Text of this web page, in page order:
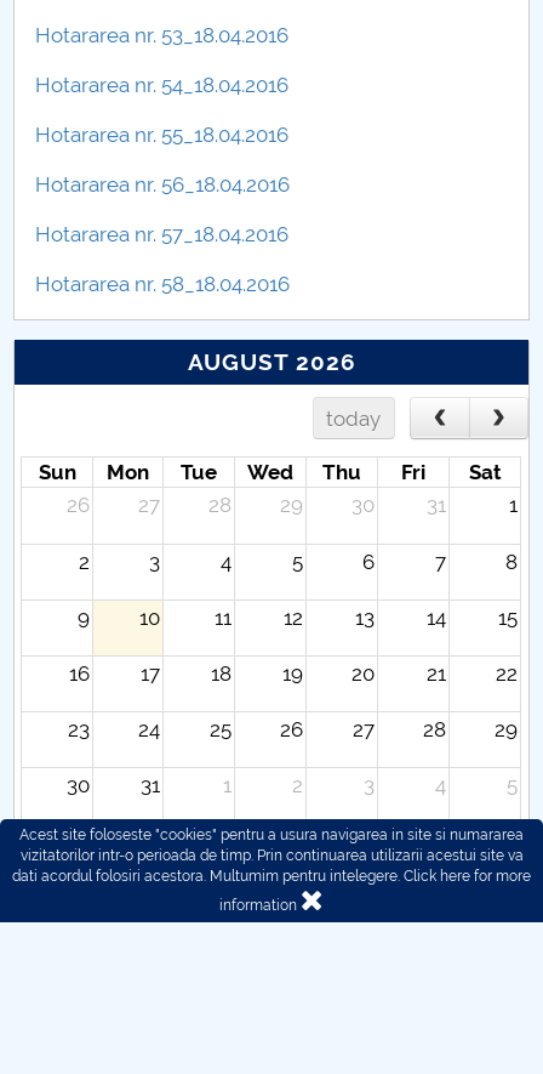
Hotararea nr. 53_18.04.2016
Hotararea nr. 54_18.04.2016
Hotararea nr. 55_18.04.2016
Hotararea nr. 56_18.04.2016
Hotararea nr. 57_18.04.2016
Hotararea nr. 58_18.04.2016
AUGUST 2026
today
Sun Mon Tue Wed Thu Fri
Sat
26
27 28 29 30 31 1
2 3 4 5 6 7 8
9 10 11 12 13 14 15
16 17 18 19 20 21 22
23 24 25 26 27 28 29
30 31 1 2 3 4 5
Acest site foloseste "cookies" pentru a usura navigarea in site si numararea
vizitatorilor intr-o perioada de timp. Prin continuarea utilizarii acestui site va
dati acordul folosiri acestora. Multumim pentru intelegere. Click here for more
information